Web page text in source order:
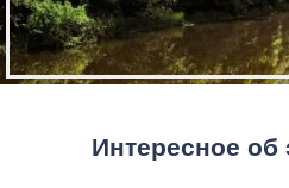
Интересное об